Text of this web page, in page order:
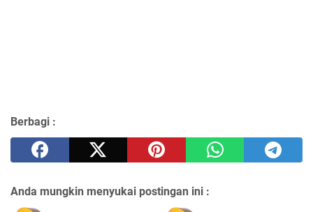
Berbagi :
Anda mungkin menyukai postingan ini :